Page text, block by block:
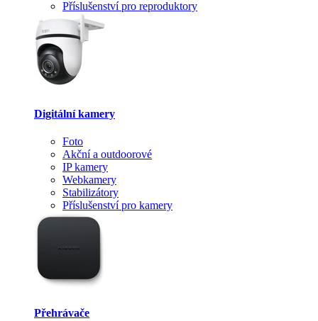
Příslušenství pro reproduktory
Digitální kamery
Foto
Akční a outdoorové
IP kamery
Webkamery
Stabilizátory
Příslušenství pro kamery
Přehrávače